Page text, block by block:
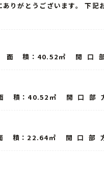
がとうございます。 下記
積：40.52㎡ 開 口 部
積：40.52㎡ 開 口 部
積：22.64㎡ 開 口 部